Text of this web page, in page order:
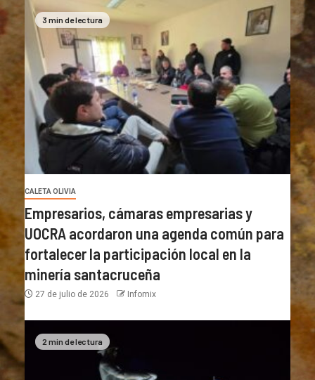
3 min de lectura
CALETA OLIVIA
Empresarios, cámaras empresarias y
UOCRA acordaron una agenda común para
fortalecer la participación local en la
minería santacruceña
27 de julio de 2026 Infomix
2 min de lectura